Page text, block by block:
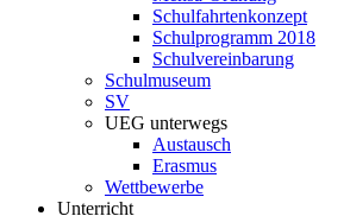
Schulfahrtenkonzept
Schulprogramm 2018
Schulvereinbarung
Schulmuseum
SV
UEG unterwegs
Austausch
Erasmus
Wettbewerbe
Unterricht